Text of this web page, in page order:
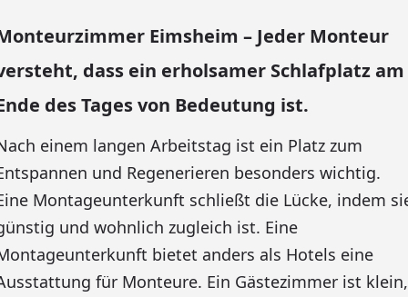
Eimsheim – Jeder Monteur
dass ein erholsamer Schlafplatz am
des Tages von Bedeutung ist.
einem langen Arbeitstag ist ein Platz zum
und Regenerieren besonders wichtig.
Montageunterkunft schließt die Lücke, indem
und wohnlich zugleich ist. Eine
bietet anders als Hotels eine
für Monteure. Ein Gästezimmer ist klein,